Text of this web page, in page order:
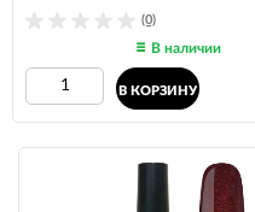
(0)
В наличии
В КОРЗИНУ